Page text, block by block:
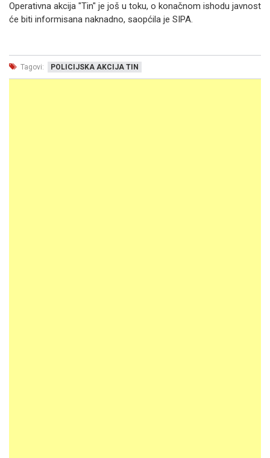
Operativna akcija "Tin" je još u toku, o konačnom ishodu javnost
će biti informisana naknadno, saopćila je SIPA.
Tagovi: POLICIJSKA AKCIJA TIN